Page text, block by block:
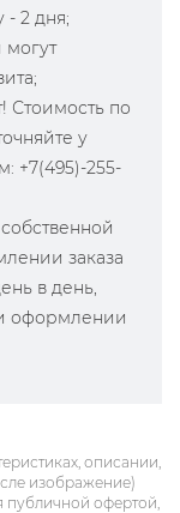
- 2 дня;
Стоимость по
у
+7(495)-255-
заказа
в день,
оформлении
описании,
изображение)
публичной офертой,